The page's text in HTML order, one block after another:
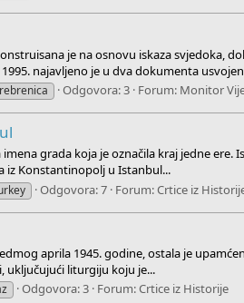
je na osnovu iskaza
najavljeno je u dva dokumenta
Odgovora: 3 Forum: Monitor
grada koja je označila kraj jedne
iz Konstantinopolj u Istanbul...
Odgovora: 7 Forum:Crtice iz
aprila 1945. godine, ostala je
uključujući liturgiju koju je...
Odgovora: 3 Forum:Crtice iz Historije